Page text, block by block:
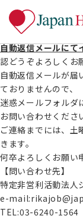
フォームの送信は無
この度は、【看護
お申し込み誠にあり
自動返信メールにて
認どうぞよろしくお
自動返信メールが届
ておりませんので、
迷惑メールフォルダ
お問い合わせくださ
ご連絡までには、土
きます。
何卒よろしくお願い
【問い合わせ先】
特定非営利活動法人
e-
TEL:03-6240-1564